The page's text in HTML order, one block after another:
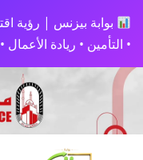
بوابة بيزنس | رؤية
• التأمين • ريادة الأعمال